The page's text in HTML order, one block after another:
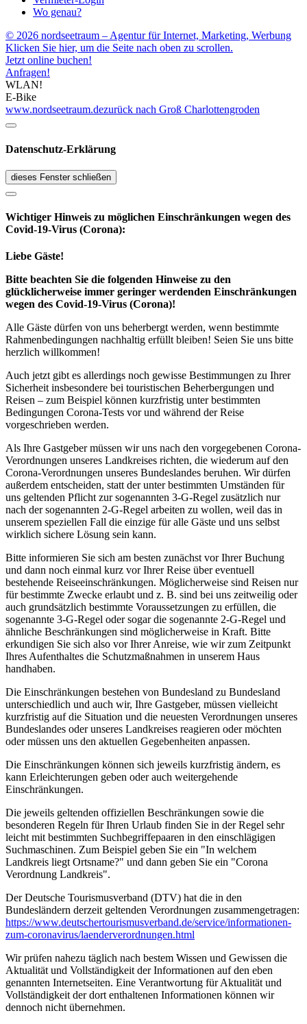
Wo genau?
© 2026 nordseetraum – Agentur für Internet, Marketing, Werbung
Klicken Sie hier, um die Seite nach oben zu scrollen.
Jetzt online buchen!
Anfragen!
WLAN!
E-Bike
www.nordseetraum.dezurück nach Groß Charlottengroden
Datenschutz-Erklärung
dieses Fenster schließen
Wichtiger Hinweis zu möglichen Ein­schränk­ungen wegen des
Covid-19-Virus (Corona):
Liebe Gäste!
Bitte beachten Sie die folgenden Hinweise zu den
glücklicherweise immer geringer werdenden Einschränkungen
wegen des Covid-19-Virus (Corona)!
Alle Gäste dürfen von uns beherbergt werden, wenn bestimmte
Rahmenbedingungen nachhaltig erfüllt bleiben! Seien Sie uns bitte
herzlich willkommen!
Auch jetzt gibt es allerdings noch gewisse Bestimmungen zu Ihrer
Sicherheit insbesondere bei touristischen Beherbergungen und
Reisen – zum Beispiel können kurzfristig unter bestimmten
Bedingungen Corona-Tests vor und während der Reise
vorgeschrieben werden.
Als Ihre Gastgeber müssen wir uns nach den vorgegebenen Corona-
Verordnungen unseres Landkreises richten, die wiederum auf den
Corona-Verordnungen unseres Bundeslandes beruhen. Wir dürfen
außerdem entscheiden, statt der unter bestimmten Umständen für
uns geltenden Pflicht zur sogenannten 3-G-Regel zusätzlich nur
nach der sogenannten 2-G-Regel arbeiten zu wollen, weil das in
unserem speziellen Fall die einzige für alle Gäste und uns selbst
wirklich sichere Lösung sein kann.
Bitte informieren Sie sich am besten zunächst vor Ihrer Buchung
und dann noch einmal kurz vor Ihrer Reise über eventuell
bestehende Reiseeinschränkungen. Möglicherweise sind Reisen nur
für bestimmte Zwecke erlaubt und z. B. sind bei uns zeitweilig oder
auch grundsätzlich bestimmte Voraussetzungen zu erfüllen, die
sogenannte 3-G-Regel oder sogar die sogenannte 2-G-Regel und
ähnliche Beschränkungen sind möglicherweise in Kraft. Bitte
erkundigen Sie sich also vor Ihrer Anreise, wie wir zum Zeitpunkt
Ihres Aufenthaltes die Schutzmaßnahmen in unserem Haus
handhaben.
Die Einschränkungen bestehen von Bundesland zu Bundesland
unterschiedlich und auch wir, Ihre Gastgeber, müssen vielleicht
kurzfristig auf die Situation und die neuesten Verordnungen unseres
Bundeslandes oder unseres Landkreises reagieren oder möchten
oder müssen uns den aktuellen Gegebenheiten anpassen.
Die Einschränkungen können sich jeweils kurzfristig ändern, es
kann Erleichterungen geben oder auch weitergehende
Einschränkungen.
Die jeweils geltenden offiziellen Beschränkungen sowie die
besonderen Regeln für Ihren Urlaub finden Sie in der Regel sehr
leicht mit bestimmten Suchbegriffepaaren in den einschlägigen
Suchmaschinen. Zum Beispiel geben Sie ein "In welchem
Landkreis liegt Ortsname?" und dann geben Sie ein "Corona
Verordnung Landkreis".
Der Deutsche Tourismusverband (DTV) hat die in den
Bundesländern derzeit geltenden Verordnungen zusammengetragen:
https://www.deutscher­tourismusverband.de/­service/­informationen-
zum-coronavirus/­laenderverordnungen.html
Wir prüfen nahezu täglich nach bestem Wissen und Gewissen die
Aktualität und Vollständigkeit der Informationen auf den eben
genannten Internetseiten. Eine Verantwortung für Aktualität und
Vollständigkeit der dort enthaltenen Informationen können wir
dennoch nicht übernehmen.